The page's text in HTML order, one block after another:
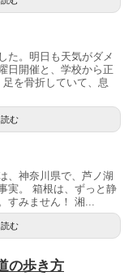
た。明日も天気がダメ
日開催と、学校から正
を骨折していて、息
む
、神奈川県で、芦ノ湖
実。 箱根は、ずっと静
すみません！ 湘...
む
の歩き方